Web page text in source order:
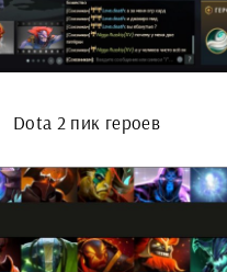
Dota 2 пик героев